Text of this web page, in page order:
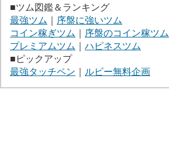
■ツム図鑑＆ランキング
最強ツム
序盤に強いツム
コイン稼ぎツム
序盤のコイン稼ツム
プレミアムツム
ハピネスツム
■ピックアップ
最強タッチペン
ルビー無料企画